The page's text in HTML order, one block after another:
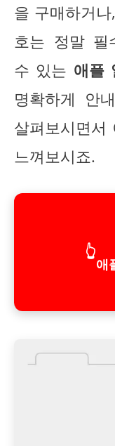
을 구매하거
호는 정말 필
수 있는 애플
명확하게 안
살펴보시면서
느껴보시죠.
👆
애